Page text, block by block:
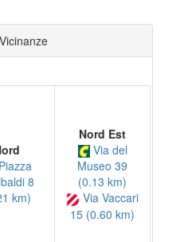
8
km)
Nord Est
Via del
Museo 39
(0.13 km)
Via Vaccari
15 (0.60 km)